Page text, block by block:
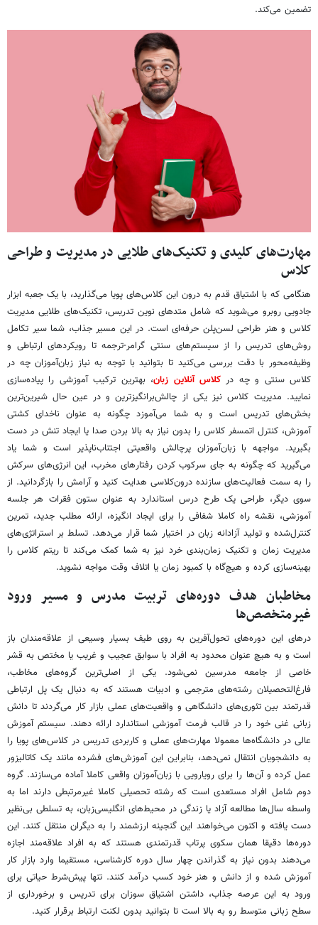
تضمین می‌کند.
مهارت‌های کلیدی و تکنیک‌های طلایی در مدیریت و طراحی
کلاس
هنگامی که با اشتیاق قدم به درون این کلاس‌های پویا می‌گذارید، با یک جعبه ابزار
جادویی روبرو می‌شوید که شامل متدهای نوین تدریس، تکنیک‌های طلایی مدیریت
کلاس و هنر طراحی لسن‌پلن حرفه‌ای است. در این مسیر جذاب، شما سیر تکامل
روش‌های تدریس را از سیستم‌های سنتی گرامر-ترجمه تا رویکردهای ارتباطی و
وظیفه‌محور با دقت بررسی می‌کنید تا بتوانید با توجه به نیاز زبان‌آموزان چه در
کلاس سنتی و چه درکلاس آنلاین زبان، بهترین ترکیب آموزشی را پیاده‌سازی
نمایید. مدیریت کلاس نیز یکی از چالش‌برانگیزترین و در عین حال شیرین‌ترین
بخش‌های تدریس است و به شما می‌آموزد چگونه به عنوان ناخدای کشتی
آموزش، کنترل اتمسفر کلاس را بدون نیاز به بالا بردن صدا یا ایجاد تنش در دست
بگیرید. مواجهه با زبان‌آموزان پرچالش واقعیتی اجتناب‌ناپذیر است و شما یاد
می‌گیرید که چگونه به جای سرکوب کردن رفتارهای مخرب، این انرژی‌های سرکش
را به سمت فعالیت‌های سازنده درون‌کلاسی هدایت کنید و آرامش را بازگردانید. از
سوی دیگر، طراحی یک طرح درس استاندارد به عنوان ستون فقرات هر جلسه
آموزشی، نقشه راه کاملا شفافی را برای ایجاد انگیزه، ارائه مطلب جدید، تمرین
کنترل‌شده و تولید آزادانه زبان در اختیار شما قرار می‌دهد. تسلط بر استراتژی‌های
مدیریت زمان و تکنیک زمان‌بندی خرد نیز به شما کمک می‌کند تا ریتم کلاس را
بهینه‌سازی کرده و هیچ‌گاه با کمبود زمان یا اتلاف وقت مواجه نشوید.
مخاطبان هدف دوره‌های تربیت مدرس و مسیر ورود
غیرمتخصص‌ها
درهای این دوره‌های تحول‌آفرین به روی طیف بسیار وسیعی از علاقه‌مندان باز
است و به هیچ عنوان محدود به افراد با سوابق عجیب و غریب یا مختص به قشر
خاصی از جامعه مدرسین نمی‌شود. یکی از اصلی‌ترین گروه‌های مخاطب،
فارغ‌التحصیلان رشته‌های مترجمی و ادبیات هستند که به دنبال یک پل ارتباطی
قدرتمند بین تئوری‌های دانشگاهی و واقعیت‌های عملی بازار کار می‌گردند تا دانش
زبانی غنی خود را در قالب فرمت آموزشی استاندارد ارائه دهند. سیستم آموزش
عالی در دانشگاه‌ها معمولا مهارت‌های عملی و کاربردی تدریس در کلاس‌های پویا را
به دانشجویان انتقال نمی‌دهد، بنابراین این آموزش‌های فشرده مانند یک کاتالیزور
عمل کرده و آن‌ها را برای رویارویی با زبان‌آموزان واقعی کاملا آماده می‌سازند. گروه
دوم شامل افراد مستعدی است که رشته تحصیلی کاملا غیرمرتبطی دارند اما به
واسطه سال‌ها مطالعه آزاد یا زندگی در محیط‌های انگلیسی‌زبان، به تسلطی بی‌نظیر
دست یافته و اکنون می‌خواهند این گنجینه ارزشمند را به دیگران منتقل کنند. این
دوره‌ها دقیقا همان سکوی پرتاب قدرتمندی هستند که به افراد علاقه‌مند اجازه
می‌دهند بدون نیاز به گذراندن چهار سال دوره کارشناسی، مستقیما وارد بازار کار
آموزش شده و از دانش و هنر خود کسب درآمد کنند. تنها پیش‌شرط حیاتی برای
ورود به این عرصه جذاب، داشتن اشتیاق سوزان برای تدریس و برخورداری از
سطح زبانی متوسط رو به بالا است تا بتوانید بدون لکنت ارتباط برقرار کنید.